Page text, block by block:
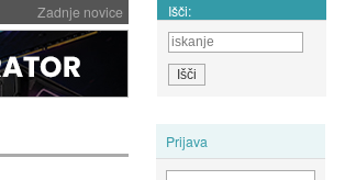
Zadnje novice Išči:
Prijava